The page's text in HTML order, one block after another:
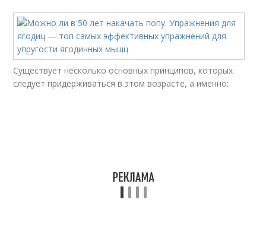
Существует несколько основных принципов, которых
следует придерживаться в этом возрасте, а именно: